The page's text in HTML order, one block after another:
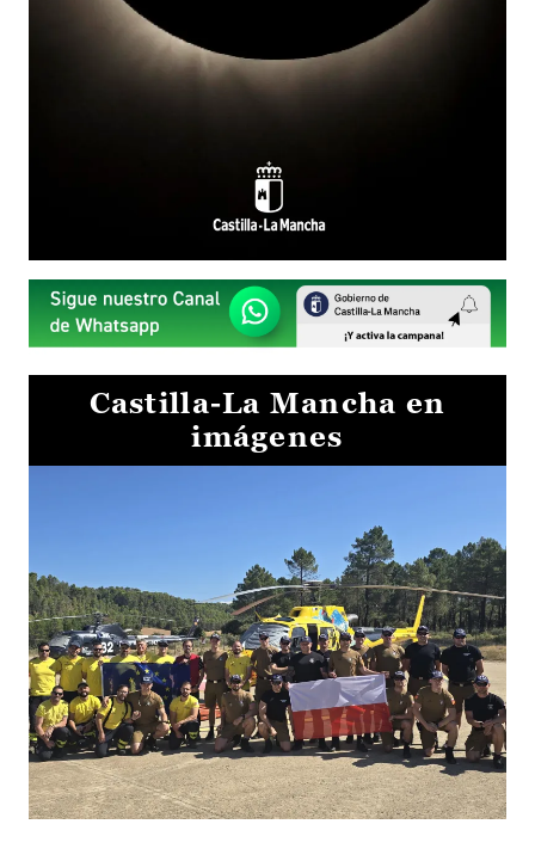
Castilla-La Mancha en
imágenes